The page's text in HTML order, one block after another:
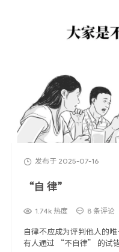
发布于 2025-07-16
“自 律”
1.74k 热度 8 条评论
自律不应成为评判他人的
有人通过 “不自律” 的试